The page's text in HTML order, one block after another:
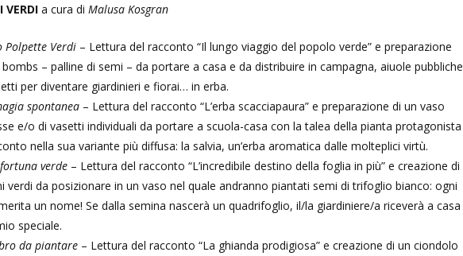
VERDI a cura di Malusa Kosgran
Polpette Verdi – Lettura del racconto “Il lungo viaggio del popolo verde” e preparazione
– palline di semi – da portare a casa e da distribuire in campagna, aiuole pubbliche
per diventare giardinieri e fiorai… in erba.
spontanea – Lettura del racconto “L’erba scacciapaura” e preparazione di un vaso
e/o di vasetti individuali da portare a scuola-casa con la talea della pianta protagonista
nella sua variante più diffusa: la salvia, un’erba aromatica dalle molteplici virtù.
verde – Lettura del racconto “L’incredibile destino della foglia in più” e creazione di
verdi da posizionare in un vaso nel quale andranno piantati semi di trifoglio bianco: ogni
un nome! Se dalla semina nascerà un quadrifoglio, il/la giardiniere/a riceverà a casa
speciale.
da piantare – Lettura del racconto “La ghianda prodigiosa” e creazione di un ciondolo